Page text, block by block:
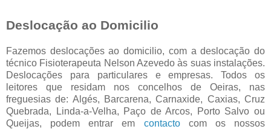
Deslocação ao Domicilio
Fazemos deslocações ao domicilio, com a deslocação do
técnico Fisioterapeuta Nelson Azevedo às suas instalações.
Deslocações para particulares e empresas. Todos os
leitores que residam nos concelhos de Oeiras, nas
freguesias de: Algés, Barcarena, Carnaxide, Caxias, Cruz
Quebrada, Linda-a-Velha, Paço de Arcos, Porto Salvo ou
Queijas, podem entrar em contactocom os nossos